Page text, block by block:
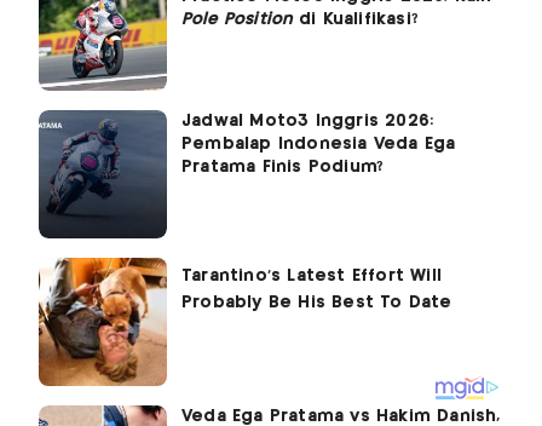
Pole Positiondi Kualifikasi?
Jadwal Moto3 Inggris 2026:
Pembalap Indonesia Veda Ega
Pratama Finis Podium?
Veda Ega Pratama vs Hakim Danish,